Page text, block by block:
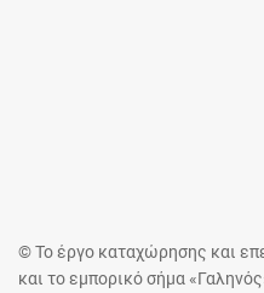
© Το έργο καταχώρησης και
και το εμπορικό σήμα